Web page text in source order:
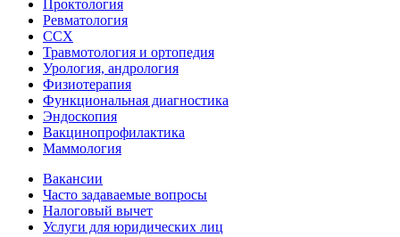
Проктология
Ревматология
ССХ
Травмотология и ортопедия
Урология, андрология
Физиотерапия
Функциональная диагностика
Эндоскопия
Вакцинопрофилактика
Маммология
Вакансии
Часто задаваемые вопросы
Налоговый вычет
Услуги для юридических лиц